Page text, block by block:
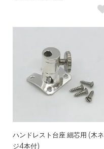
ハンドレスト台座 細芯用 (木ネ
ジ4本付)